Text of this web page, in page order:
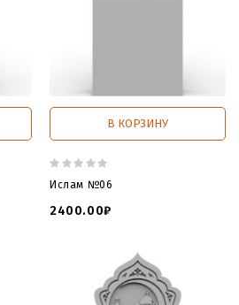
В КОРЗИНУ
Ислам №06
2400.00₽